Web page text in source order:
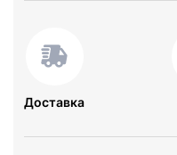
Доставка